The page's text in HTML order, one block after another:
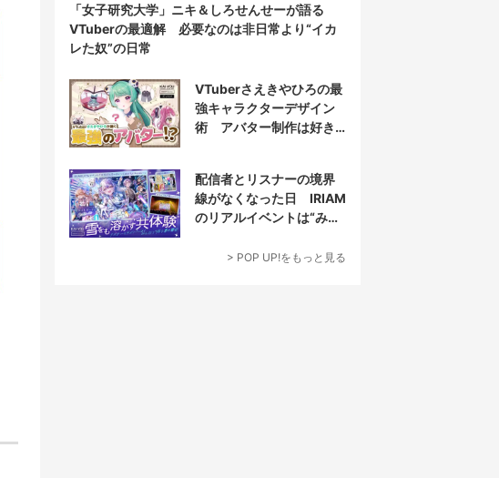
「女子研究大学」ニキ＆しろせんせーが語る
VTuberの最適解 必要なのは非日常より“イカ
レた奴”の日常
VTuberさえきやひろの最
強キャラクターデザイン
術 アバター制作は好き
配信者とリスナーの境界
線がなくなった日 IRIAM
のリアルイベントは“みん
> POP UP!をもっと見る